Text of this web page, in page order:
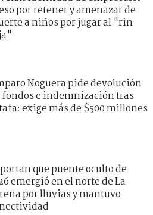
por retener y amenazar de
a niños por jugar al "rin
Noguera pide devolución
fondos e indemnización tras
exige más de $500 millones
que puente oculto de
emergió en el norte de La
por lluvias y mantuvo